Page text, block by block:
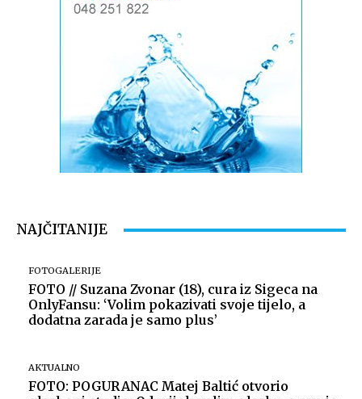
NAJČITANIJE
FOTOGALERIJE
FOTO // Suzana Zvonar (18), cura iz Sigeca na
OnlyFansu: ‘Volim pokazivati svoje tijelo, a
dodatna zarada je samo plus’
AKTUALNO
FOTO: POGURANAC Matej Baltić otvorio